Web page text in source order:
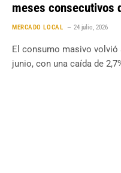
meses consecutivos
MERCADO LOCAL 24 julio, 2026
El consumo masivo volvió
junio, con una caída de